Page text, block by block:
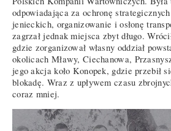
odpowiadająca za ochronę
jenieckich, organizowanie i osłonę
zagrzał jednak miejsca zbyt długo.
gdzie zorganizował własny oddział
okolicach Mławy, Ciechanowa,
jego akcja koło Konopek, gdzie przebił
blokadę. Wraz z upływem czasu
coraz mniej.